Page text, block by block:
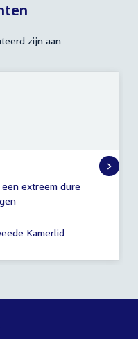
zijn aan
extreem dure
Kamerlid